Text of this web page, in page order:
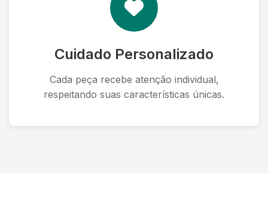
Cuidado Personalizado
Cada peça recebe atenção individual,
respeitando suas características únicas.